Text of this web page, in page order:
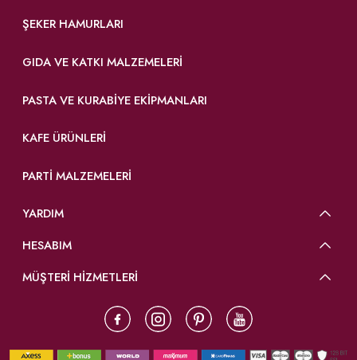
ŞEKER HAMURLARI
GIDA VE KATKI MALZEMELERI
PASTA VE KURABIYE EKIPMANLARI
KAFE ÜRÜNLERI
PARTI MALZEMELERI
YARDIM
HESABIM
MÜŞTERİ HİZMETLERİ